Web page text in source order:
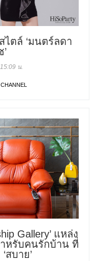
ไตล์ ‘มนตร์ลดา
น.
CHANNEL
Gallery’ แหล่ง
หรับคนรักบ้าน ที่
สบาย’